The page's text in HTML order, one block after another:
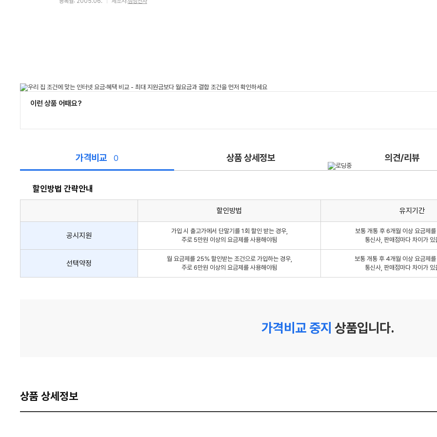
이런 상품 어때요?
가격비교 0 상품 상세정보 의견/리뷰
할인방법 간략안내
인
방
략
할인방법 유지기간
공시지원
가입 시 출고가에서 단말기를 1회 할인 받는 경우,
주로 5만원 이상의 요금제를 사용해야됨
보통 개통 후 6개월 이상 요금제
통신사, 판매점마다 차이가 있
선택약정
월 요금제를 25% 할인받는 조건으로 가입하는 경우,
주로 6만원 이상의 요금제를 사용해야됨
보통 개통 후 4개월 이상 요금제
통신사, 판매점마다 차이가 있
가격비교 중지 상품입니다.
상품 상세정보